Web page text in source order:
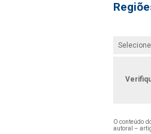
O conteúdo
autoral –